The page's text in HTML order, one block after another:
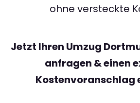
ohne versteckte
Jetzt Ihren Umzug
anfragen & einen
Kostenvoranschlag